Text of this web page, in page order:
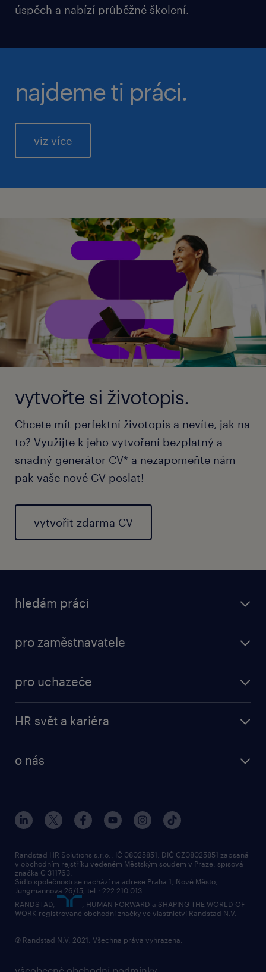
úspěch a nabízí průběžné školení.
najdeme ti práci.
viz více
vytvořte si životopis.
Chcete mít perfektní životopis a nevíte, jak na
to? Využijte k jeho vytvoření bezplatný a
snadný generátor CV* a nezapomeňte nám
pak vaše nové CV poslat!
vytvořit zdarma CV
hledám práci
pro zaměstnavatele
pro uchazeče
HR svět a kariéra
o nás
Randstad HR Solutions s.r.o., IČ 08025851, DIČ CZ08025851 zapsaná
v obchodním rejstříku vedeném Městským soudem v Praze, spisová
značka C 311763.
Sídlo společnosti se nachází na adrese Praha 1, Nové Město,
Jungmannova 26/15, tel.: 222 210 013
RANDSTAD,
, HUMAN FORWARD a SHAPING THE WORLD OF
WORK registrované obchodní značky ve vlastnictví Randstad N.V.
© Randstad N.V. 2021. Všechna práva vyhrazena.